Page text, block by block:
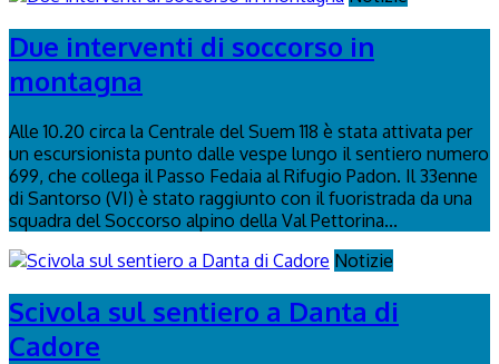
Due interventi di soccorso in
montagna
Alle 10.20 circa la Centrale del Suem 118 è stata attivata per
un escursionista punto dalle vespe lungo il sentiero numero
699, che collega il Passo Fedaia al Rifugio Padon. Il 33enne
di Santorso (VI) è stato raggiunto con il fuoristrada da una
squadra del Soccorso alpino della Val Pettorina...
Notizie
Scivola sul sentiero a Danta di
Cadore